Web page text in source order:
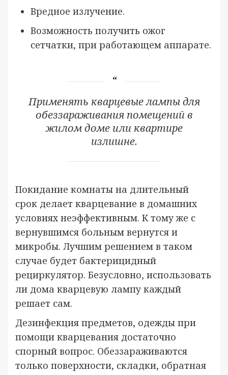
Вредное излучение.
Возможность получить ожог
сетчатки, при работающем аппарате.
Применять кварцевые лампы для
обеззараживания помещений в
жилом доме или квартире
излишне.
Покидание комнаты на длительный
срок делает кварцевание в домашних
условиях неэффективным. К тому же с
вернувшимся больным вернутся и
микробы. Лучшим решением в таком
случае будет бактерицидный
рециркулятор. Безусловно, использовать
ли дома кварцевую лампу каждый
решает сам.
Дезинфекция предметов, одежды при
помощи кварцевания достаточно
спорный вопрос. Обеззараживаются
только поверхности, складки, обратная